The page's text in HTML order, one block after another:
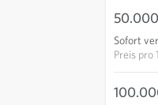
Sofort
Preis pro